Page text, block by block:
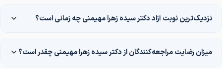
نزدیک‌ترین نوبت آزاد دکتر سیده زهرا مهیمنی چه زمانی است؟
میزان رضایت مراجعه‌کنندگان از دکتر سیده زهرا مهیمنی چقدر است؟